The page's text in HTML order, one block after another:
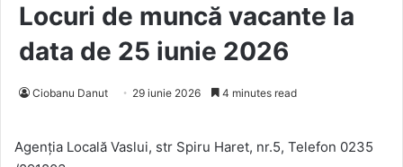
Locuri de muncă vacante la
data de 25 iunie 2026
Ciobanu Danut 29 iunie 2026 4 minutes read
Agenţia Locală Vaslui, str Spiru Haret, nr.5, Telefon 0235